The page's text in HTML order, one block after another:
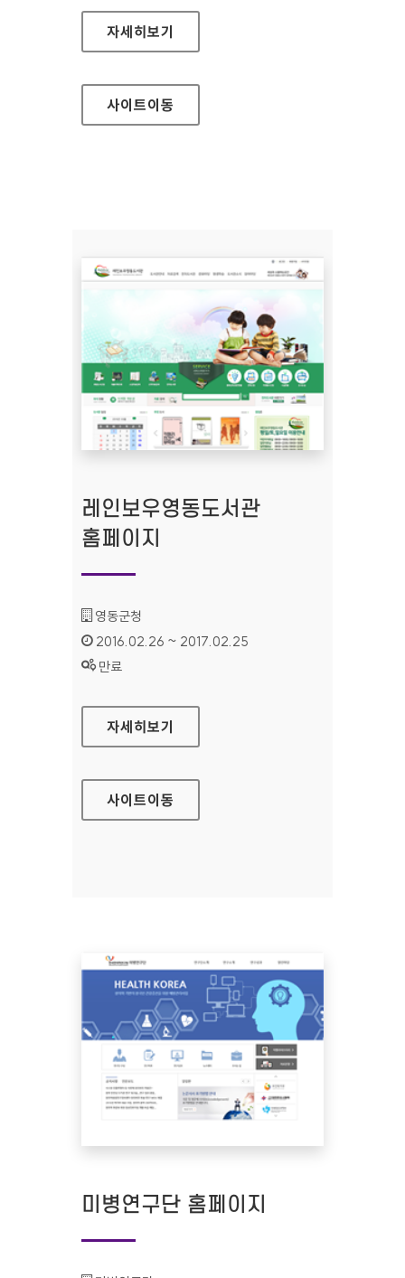
강원도강릉의료원 홈페이지
자세히보기
사이트이동
레인보우영동도서관
홈페이지
기관명 :
영동군청
인증기간 :
2016.02.26 ~ 2017.02.25
상태 :
만료
레인보우영동도서관 홈페이지
자세히보기
사이트이동
미병연구단 홈페이지